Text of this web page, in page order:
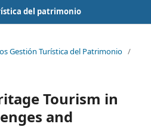
del patrimonio
Gestión Turística del Patrimonio /
Tourism in
and